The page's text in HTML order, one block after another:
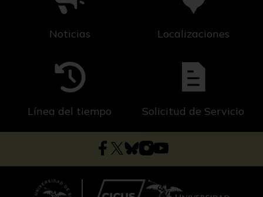
Noticias Localizaciones
Línea del tiempo Solicitud de Servicio